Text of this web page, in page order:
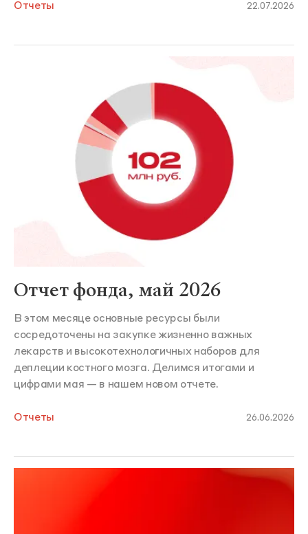
Отчеты 22.07.2026
Отчет фонда, май 2026
В этом месяце основные ресурсы были
сосредоточены на закупке жизненно важных
лекарств и высокотехнологичных наборов для
деплеции костного мозга. Делимся итогами и
цифрами мая — в нашем новом отчете.
Отчеты 26.06.2026